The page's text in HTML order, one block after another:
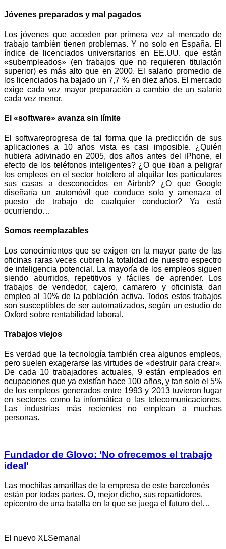
Jóvenes preparados y mal pagados
Los jóvenes que acceden por primera vez al mercado de
trabajo también tienen problemas. Y no solo en España. El
índice de licenciados universitarios en EE.UU. que están
«subempleados» (en trabajos que no requieren titulación
superior) es más alto que en 2000. El salario promedio de
los licenciados ha bajado un 7,7 % en diez años. El mercado
exige cada vez mayor preparación a cambio de un salario
cada vez menor.
El «software» avanza sin límite
El softwareprogresa de tal forma que la predicción de sus
aplicaciones a 10 años vista es casi imposible. ¿Quién
hubiera adivinado en 2005, dos años antes del iPhone, el
efecto de los teléfonos inteligentes? ¿O que iban a peligrar
los empleos en el sector hotelero al alquilar los particulares
sus casas a desconocidos en Airbnb? ¿O que Google
diseñaría un automóvil que conduce solo y amenaza el
puesto de trabajo de cualquier conductor? Ya está
ocurriendo…
Somos reemplazables
Los conocimientos que se exigen en la mayor parte de las
oficinas raras veces cubren la totalidad de nuestro espectro
de inteligencia potencial. La mayoría de los empleos siguen
siendo aburridos, repetitivos y fáciles de aprender. Los
trabajos de vendedor, cajero, camarero y oficinista dan
empleo al 10% de la población activa. Todos estos trabajos
son susceptibles de ser automatizados, según un estudio de
Oxford sobre rentabilidad laboral.
Trabajos viejos
Es verdad que la tecnología también crea algunos empleos,
pero suelen exagerarse las virtudes de «destruir para crear».
De cada 10 trabajadores actuales, 9 están empleados en
ocupaciones que ya existían hace 100 años, y tan solo el 5%
de los empleos generados entre 1993 y 2013 tuvieron lugar
en sectores como la informática o las telecomunicaciones.
Las industrias más recientes no emplean a muchas
personas.
Fundador de Glovo: 'No ofrecemos el trabajo
ideal'
Las mochilas amarillas de la empresa de este barcelonés
están por todas partes. O, mejor dicho, sus repartidores,
epicentro de una batalla en la que se juega el futuro del…
El nuevo XLSemanal